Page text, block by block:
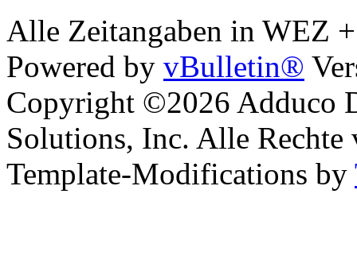
Alle Zeitangaben in WEZ
Powered by vBulletin®
Copyright ©2026 Adduco
Solutions, Inc. Alle Rechte
Template-Modifications by